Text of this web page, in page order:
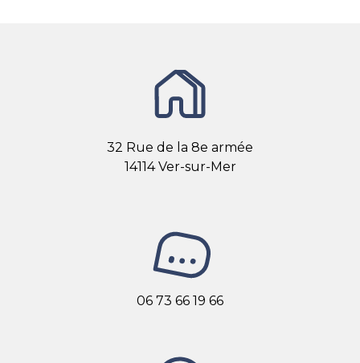
32 Rue de la 8e armée
14114 Ver-sur-Mer
06 73 66 19 66